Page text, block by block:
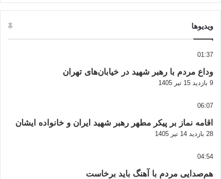
ویدیوها
01:37
وداع مردم با رهبر شهید در خیابان‌های تهران
9 بازدید 15 تیر 1405
06:07
اقامه نماز بر پیکر مطهر رهبر شهید ایران و خانواده ایشان
28 بازدید 14 تیر 1405
04:54
هم‌صدایی مردم با آهنگ باید برخاست